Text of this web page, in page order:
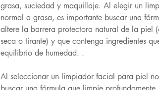
grasa, suciedad y maquillaje. Al elegir un
normal a grasa, es importante buscar una
altere la barrera protectora natural de la piel
seca o tirante) y que contenga ingredientes
equilibrio de humedad. .
Al seleccionar un limpiador facial para piel